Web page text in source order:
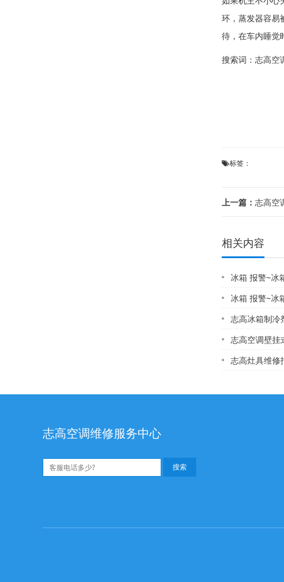
环，蒸发器容易
待，在车内睡觉
搜索词： 志高空
标签：
上一篇： 志高空调制
相关内容
冰箱 报警~冰
冰箱 报警~冰
志高冰箱制冷剂是什么_1_
志高空调壁挂式维修
志高灶具维修报
志高空调维修服务中心